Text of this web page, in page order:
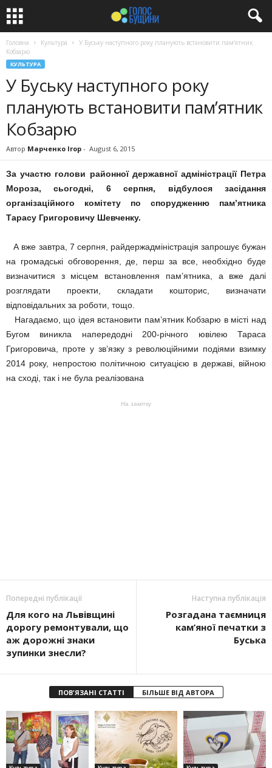
Головна Культура
У Буську наступного року планують встановити пам’ятник
Кобзарю
КУЛЬТУРА
У Буську наступного року
планують встановити пам’ятник
Кобзарю
Автор Марченко Ігор - August 6, 2015
За участю голови районної державної адміністрації Петра
Мороза, сьогодні, 6 серпня, відбулося засідання
організаційного комітету по спорудженню пам’ятника
Тарасу Григоровичу Шевченку.
А вже завтра, 7 серпня, райдержадміністрація запрошує бужан
на громадські обговорення, де, перш за все, необхідно буде
визначитися з місцем встановлення пам’ятника, а вже далі
розглядати проекти, складати кошторис, визначати
відповідальних за роботи, тощо.
Нагадаємо, що ідея встановити пам’ятник Кобзарю в місті над
Бугом виникла напередодні 200-річного ювілею Тараса
Григоровича, проте у зв’язку з революційними подіями взимку
2014 року, непростою політичною ситуацією в державі, війною
на сході, так і не була реалізована
На замітку
Попередні публікації
Для кого на Львівщині
дорогу ремонтували, що
аж дорожні знаки
зупинки знесли?
Наступна публікація
Розгадана таємниця
кам’яної печатки з
Буська
ПОВ'ЯЗАНІ СТАТТІ БІЛЬШЕ ВІД АВТОРА